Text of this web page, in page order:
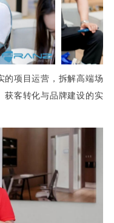
的项目运营，拆解高端场
获客转化与品牌建设的实